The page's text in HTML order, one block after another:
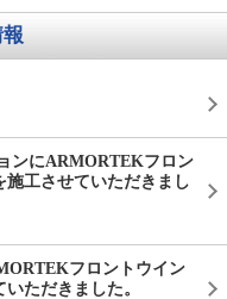
ンにARMORTEKフロン
施工させていただきまし
フロントウイン
ただきました。